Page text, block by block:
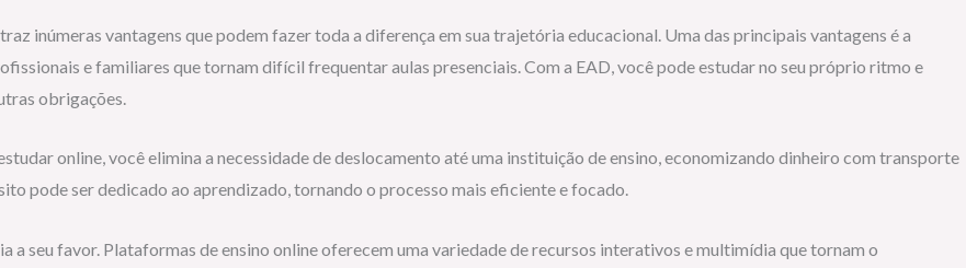
inúmeras vantagens que podem fazer toda a diferença em sua trajetória educacional. Uma das principais vantagens é a
e familiares que tornam difícil frequentar aulas presenciais. Com a EAD, você pode estudar no seu próprio ritmo e
obrigações.
online, você elimina a necessidade de deslocamento até uma instituição de ensino, economizando dinheiro com transporte
pode ser dedicado ao aprendizado, tornando o processo mais eficiente e focado.
a seu favor. Plataformas de ensino online oferecem uma variedade de recursos interativos e multimídia que tornam o